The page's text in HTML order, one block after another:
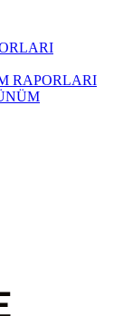
RAPORLARI